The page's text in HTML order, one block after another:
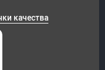
качества